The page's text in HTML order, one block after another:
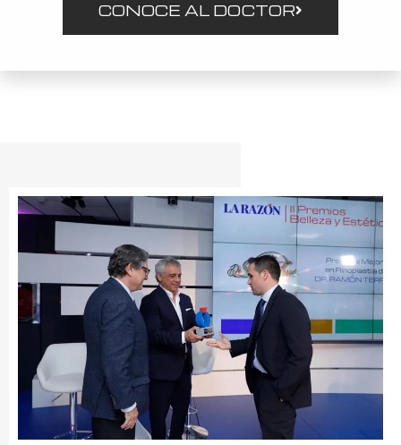
CONOCE AL DOCTOR